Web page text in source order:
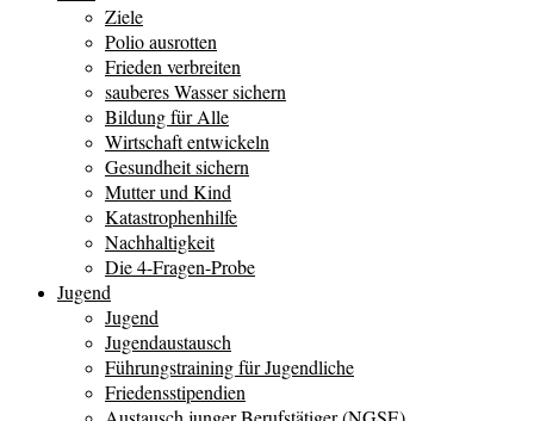
Ziele
Polio ausrotten
Frieden verbreiten
sauberes Wasser sichern
Bildung für Alle
Wirtschaft entwickeln
Gesundheit sichern
Mutter und Kind
Katastrophenhilfe
Nachhaltigkeit
Die 4-Fragen-Probe
Jugend
Jugend
Jugendaustausch
Führungstraining für Jugendliche
Friedensstipendien